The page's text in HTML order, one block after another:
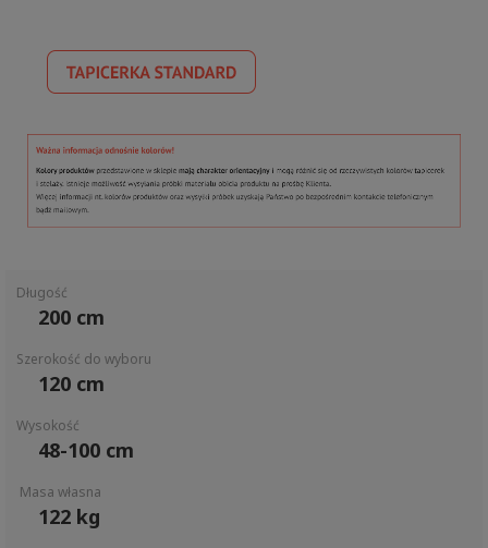
Długość
200 cm
Szerokość do wyboru
120 cm
Wysokość
48-100 cm
Masa własna
122 kg